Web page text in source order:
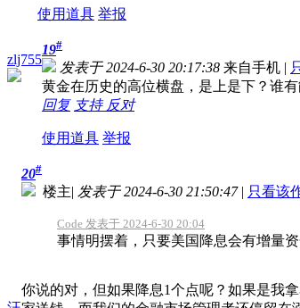
使用道具 举报
zlj755
19#
发表于 2024-6-30 20:17:38 来自手机 |
黄金在历史的高位横盘，是上是下？谁
回复 支持 反对
使用道具 举报
20#
楼主| 发表于 2024-6-30 21:50:47 | 只看该
Code 发表于 2024-6-30 20:04
事情明摆着，只要美国降息会有增量
你说的对，但如果降息1个点呢？如果是我